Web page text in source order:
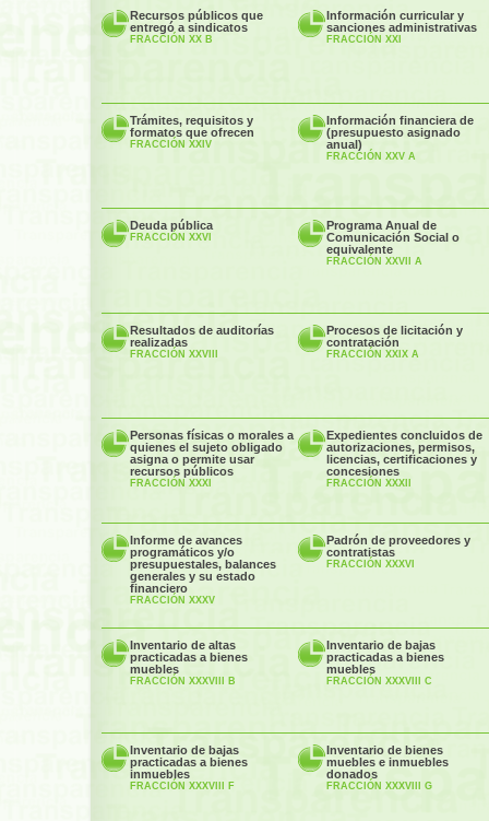
Recursos públicos que
entregó a sindicatos
FRACCIÓN XX B
Información curricular y
sanciones administrativas
FRACCIÓN XXI
Trámites, requisitos y
formatos que ofrecen
FRACCIÓN XXIV
Información financiera de
(presupuesto asignado
anual)
FRACCIÓN XXV A
Deuda pública
FRACCIÓN XXVI
Programa Anual de
Comunicación Social o
equivalente
FRACCIÓN XXVII A
Resultados de auditorías
realizadas
FRACCIÓN XXVIII
Procesos de licitación y
contratación
FRACCIÓN XXIX A
Personas físicas o morales a
quienes el sujeto obligado
asigna o permite usar
recursos públicos
FRACCIÓN XXXI
Expedientes concluidos de
autorizaciones, permisos,
licencias, certificaciones y
concesiones
FRACCIÓN XXXII
Informe de avances
programáticos y/o
presupuestales, balances
generales y su estado
financiero
FRACCIÓN XXXV
Padrón de proveedores y
contratistas
FRACCIÓN XXXVI
Inventario de altas
practicadas a bienes
muebles
FRACCIÓN XXXVIII B
Inventario de bajas
practicadas a bienes
muebles
FRACCIÓN XXXVIII C
Inventario de bajas
practicadas a bienes
inmuebles
FRACCIÓN XXXVIII F
Inventario de bienes
muebles e inmuebles
donados
FRACCIÓN XXXVIII G